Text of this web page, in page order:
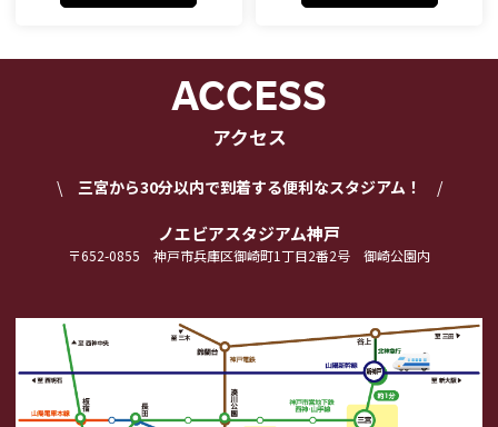
ACCESS
アクセス
三宮から30分以内で到着する便利なスタジアム！
ノエビアスタジアム神戸
〒652-0855 神戸市兵庫区御崎町1丁目2番2号 御崎公園内